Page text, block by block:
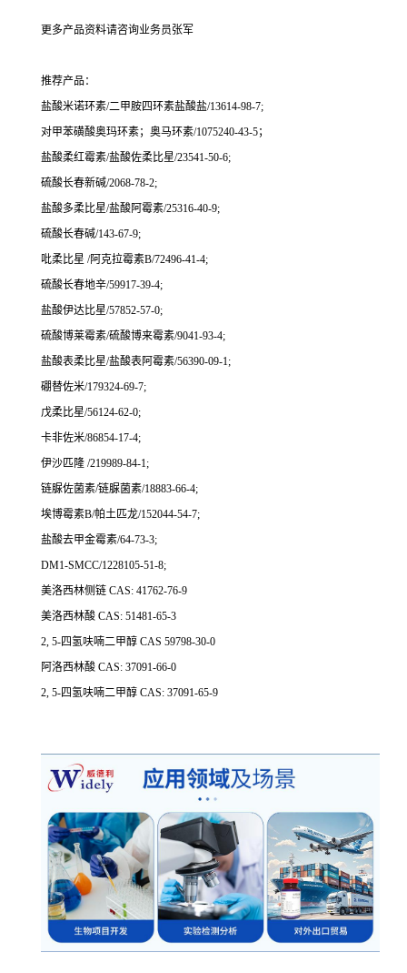
更多产品资料请咨询业务员张军
推荐产品：
盐酸米诺环素/二甲胺四环素盐酸盐/13614-98-7;
对甲苯磺酸奥玛环素；奥马环素/1075240-43-5；
盐酸柔红霉素/盐酸佐柔比星/23541-50-6;
硫酸长春新碱/2068-78-2;
盐酸多柔比星/盐酸阿霉素/25316-40-9;
硫酸长春碱/143-67-9;
吡柔比星 /阿克拉霉素B/72496-41-4;
硫酸长春地辛/59917-39-4;
盐酸伊达比星/57852-57-0;
硫酸博莱霉素/硫酸博来霉素/9041-93-4;
盐酸表柔比星/盐酸表阿霉素/56390-09-1;
硼替佐米/179324-69-7;
戊柔比星/56124-62-0;
卡非佐米/86854-17-4;
伊沙匹隆 /219989-84-1;
链脲佐菌素/链脲菌素/18883-66-4;
埃博霉素B/帕土匹龙/152044-54-7;
盐酸去甲金霉素/64-73-3;
DM1-SMCC/1228105-51-8;
美洛西林侧链 CAS: 41762-76-9
美洛西林酸 CAS: 51481-65-3
2, 5-四氢呋喃二甲醇 CAS 59798-30-0
阿洛西林酸 CAS: 37091-66-0
2, 5-四氢呋喃二甲醇 CAS: 37091-65-9